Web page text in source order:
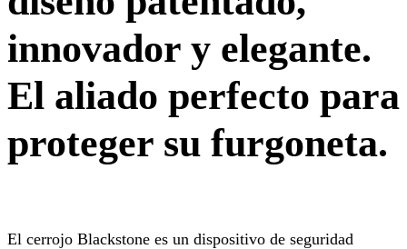
innovador y elegante.
El aliado perfecto para
proteger su furgoneta.
El cerrojo Blackstone es un dispositivo de seguridad